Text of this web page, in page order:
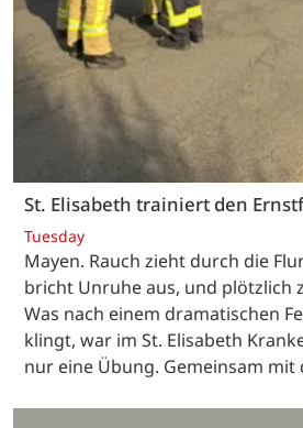
St. Elisabeth trainiert den
Tuesday
Mayen. Rauch zieht durch die
bricht Unruhe aus, und plötzlich
Was nach einem dramatischen
klingt, war im St. Elisabeth
nur eine Übung. Gemeinsam mit